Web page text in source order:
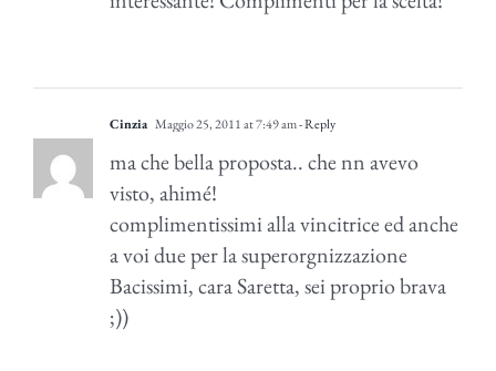
Cinzia Maggio 25, 2011 at 7:49 am- Reply
ma che bella proposta.. che nn avevo
visto, ahimé!
complimentissimi alla vincitrice ed anche
a voi due per la superorgnizzazione
Bacissimi, cara Saretta, sei proprio brava
;))